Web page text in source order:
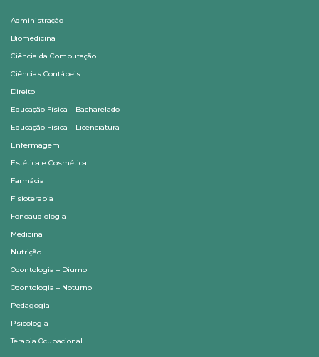
Administração
Biomedicina
Ciência da Computação
Ciências Contábeis
Direito
Educação Física – Bacharelado
Educação Física – Licenciatura
Enfermagem
Estética e Cosmética
Farmácia
Fisioterapia
Fonoaudiologia
Medicina
Nutrição
Odontologia – Diurno
Odontologia – Noturno
Pedagogia
Psicologia
Terapia Ocupacional